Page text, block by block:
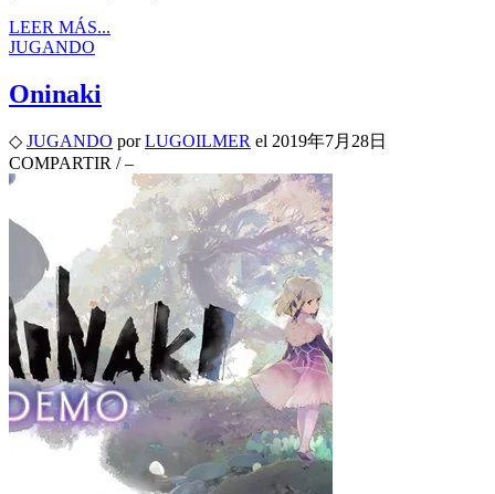
LEER MÁS...
JUGANDO
Oninaki
◇ JUGANDO por LUGOILMER el 2019年7月28日
COMPARTIR / –